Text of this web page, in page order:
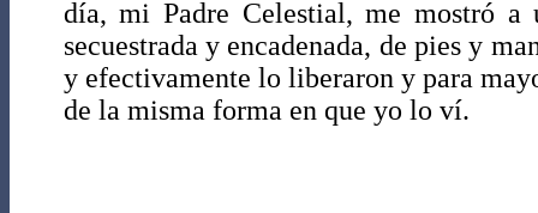
día, mi Padre Celestial, me mostró a
secuestrada y encadenada, de pies y
y efectivamente lo liberaron y para
de la misma forma en que yo lo ví.